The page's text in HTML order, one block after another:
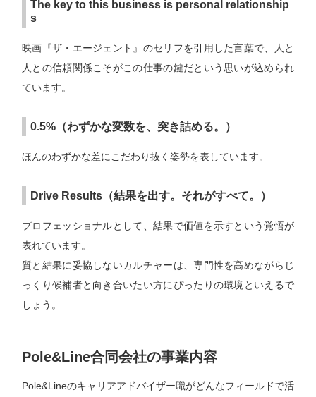
The key to this business is personal relationship
s
映画『ザ・エージェント』のセリフを引用した言葉で、人と
人との信頼関係こそがこの仕事の鍵だという思いが込められ
ています。
0.5%（わずかな変数を、突き詰める。）
ほんのわずかな差にこだわり抜く姿勢を表しています。
Drive Results（結果を出す。それがすべて。）
プロフェッショナルとして、結果で価値を示すという覚悟が
表れています。
質と結果に妥協しないカルチャーは、専門性を高めながらじ
っくり候補者と向き合いたい方にぴったりの環境といえるで
しょう。
Pole&Line合同会社の事業内容
Pole&Lineのキャリアアドバイザー職がどんなフィールドで活